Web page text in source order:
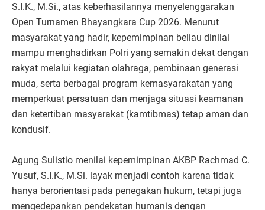
S.I.K., M.Si., atas keberhasilannya menyelenggarakan
Open Turnamen Bhayangkara Cup 2026. Menurut
masyarakat yang hadir, kepemimpinan beliau dinilai
mampu menghadirkan Polri yang semakin dekat dengan
rakyat melalui kegiatan olahraga, pembinaan generasi
muda, serta berbagai program kemasyarakatan yang
memperkuat persatuan dan menjaga situasi keamanan
dan ketertiban masyarakat (kamtibmas) tetap aman dan
kondusif.
Agung Sulistio menilai kepemimpinan AKBP Rachmad C.
Yusuf, S.I.K., M.Si. layak menjadi contoh karena tidak
hanya berorientasi pada penegakan hukum, tetapi juga
mengedepankan pendekatan humanis dengan